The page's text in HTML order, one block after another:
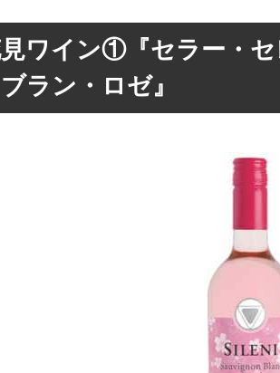
ワイン①『セラー・
ラン・ロゼ』